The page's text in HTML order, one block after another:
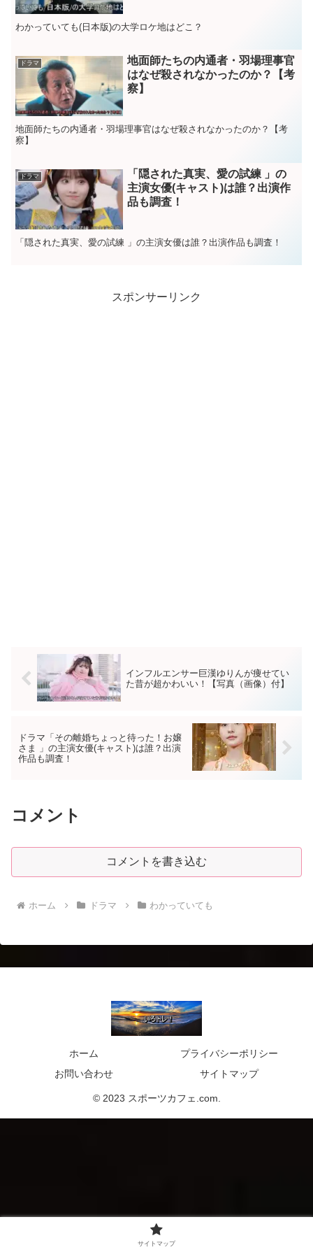
わかっていても(日本版)の大学ロケ地はどこ？
ドラマ
地面師たちの内通者・羽場理事官
はなぜ殺されなかったのか？【考
察】
地面師たちの内通者・羽場理事官はなぜ殺されなかったのか？【考
察】
ドラマ
「隠された真実、愛の試練 」の
主演女優(キャスト)は誰？出演作
品も調査！
「隠された真実、愛の試練 」の主演女優は誰？出演作品も調査！
スポンサーリンク
インフルエンサー巨漢ゆりんが痩せてい
た昔が超かわいい！【写真（画像）付】
ドラマ「その離婚ちょっと待った！お嬢
さま 」の主演女優(キャスト)は誰？出演
作品も調査！
コメント
コメントを書き込む
ホーム ドラマ わかっていても
ホーム
プライバシーポリシー
お問い合わせ
サイトマップ
© 2023 スポーツカフェ.com.
サイトマップ